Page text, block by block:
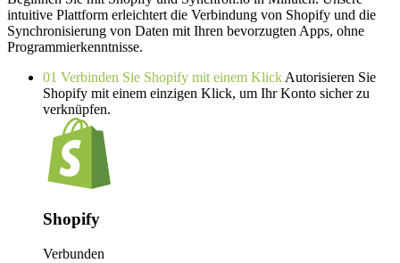
intuitive Plattform erleichtert die Verbindung von Shopify und die
Synchronisierung von Daten mit Ihren bevorzugten Apps, ohne
Programmierkenntnisse.
01 Verbinden Sie Shopify mit einem KlickAutorisieren Sie
Shopify mit einem einzigen Klick, um Ihr Konto sicher zu
verknüpfen.
Shopify
Verbunden